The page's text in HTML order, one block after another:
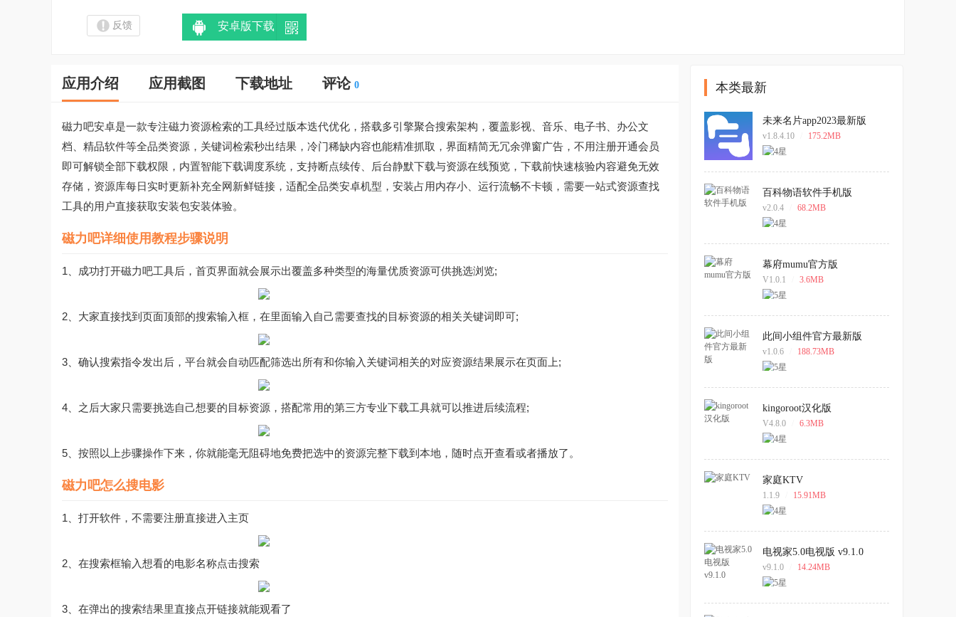
反馈 安卓版下载
应用介绍 应用截图 下载地址 评论 0
磁力吧安卓是一款专注磁力资源检索的工具经过版本迭代优化，搭载多引擎聚合搜索架构，覆盖影视、音乐、电子书、办公文
档、精品软件等全品类资源，关键词检索秒出结果，冷门稀缺内容也能精准抓取，界面精简无冗余弹窗广告，不用注册开通会员
即可解锁全部下载权限，内置智能下载调度系统，支持断点续传、后台静默下载与资源在线预览，下载前快速核验内容避免无效
存储，资源库每日实时更新补充全网新鲜链接，适配全品类安卓机型，安装占用内存小、运行流畅不卡顿，需要一站式资源查找
工具的用户直接获取安装包安装体验。
磁力吧详细使用教程步骤说明
1、成功打开磁力吧工具后，首页界面就会展示出覆盖多种类型的海量优质资源可供挑选浏览;
2、大家直接找到页面顶部的搜索输入框，在里面输入自己需要查找的目标资源的相关关键词即可;
3、确认搜索指令发出后，平台就会自动匹配筛选出所有和你输入关键词相关的对应资源结果展示在页面上;
4、之后大家只需要挑选自己想要的目标资源，搭配常用的第三方专业下载工具就可以推进后续流程;
5、按照以上步骤操作下来，你就能毫无阻碍地免费把选中的资源完整下载到本地，随时点开查看或者播放了。
磁力吧怎么搜电影
1、打开软件，不需要注册直接进入主页
2、在搜索框输入想看的电影名称点击搜索
3、在弹出的搜索结果里直接点开链接就能观看了
本类最新
未来名片app2023最新版
v1.8.4.10 175.2MB
百科物语软件手机版
v2.0.4 68.2MB
幕府mumu官方版
V1.0.1 3.6MB
此间小组件官方最新版
v1.0.6 188.73MB
kingoroot汉化版
V4.8.0 6.3MB
家庭KTV
1.1.9 15.91MB
电视家5.0电视版 v9.1.0
v9.1.0 14.24MB